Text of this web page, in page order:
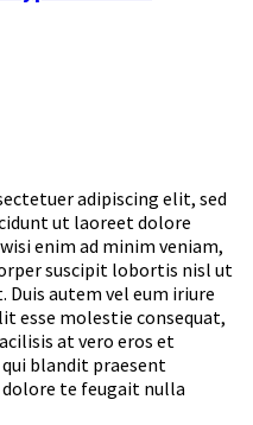
adipiscing elit, sed
ut laoreet dolore
enim ad minim veniam,
suscipit lobortis nisl ut
Duis autem vel eum iriure
esse molestie consequat,
at vero eros et
blandit praesent
te feugait nulla